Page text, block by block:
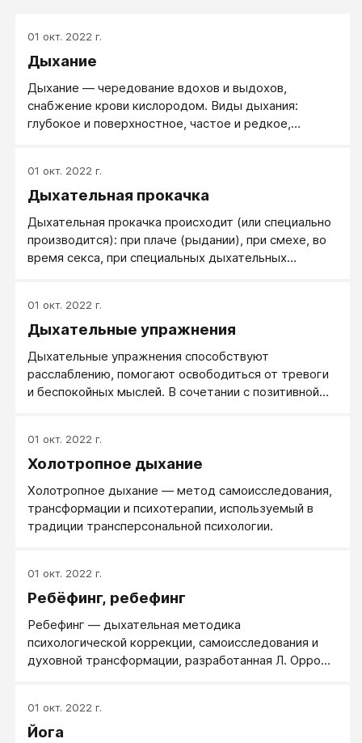
01 окт. 2022 г.
Дыхание
Дыхание — чередование вдохов и выдохов,
снабжение крови кислородом. Виды дыхания:
глубокое и поверхностное, частое и редкое,
женщин - грудное. Особой разновидностью
дыхания являются смех и плач, где в обоих случаях
прокачка.
01 окт. 2022 г.
Дыхательная прокачка
Дыхательная прокачка происходит (или специально
производится): при плаче (рыдании), при смехе, во
время секса, при специальных дыхательных
специальных ситуациях.
01 окт. 2022 г.
Дыхательные упражнения
Дыхательные упражнения способствуют
расслаблению, помогают освободиться от тревоги
и беспокойных мыслей. В сочетании с позитивной
жизнь в целом.
01 окт. 2022 г.
Холотропное дыхание
Холотропное дыхание — метод самоисследования,
трансформации и психотерапии, используемый в
традиции трансперсональной психологии.
01 окт. 2022 г.
Ребёфинг, ребефинг
Ребефинг — дыхательная методика
психологической коррекции, самоисследования и
духовной трансформации, разработанная Л. Орром
между вдохом и выдохом (связное дыхание).
01 окт. 2022 г.
Йога